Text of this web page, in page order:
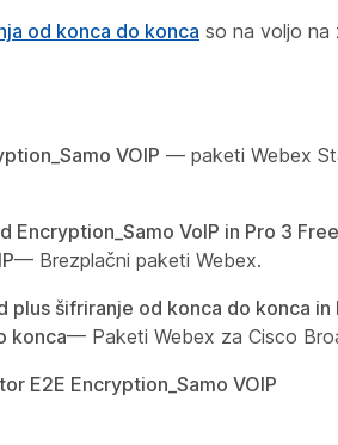
od konca do konca so na voljo na
VOIP — paketi Webex
Encryption_Samo VoIP in Pro 3
— Brezplačni paketi Webex.
plus šifriranje od konca do konca
konca— Paketi Webex za Cisco
E2E Encryption_Samo VOIP